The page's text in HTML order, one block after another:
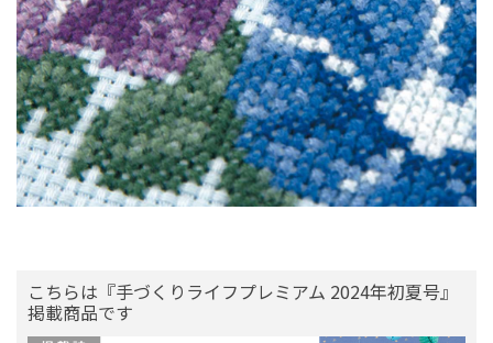
こちらは『手づくりライフプレミアム 2024年初夏号』
掲載商品です